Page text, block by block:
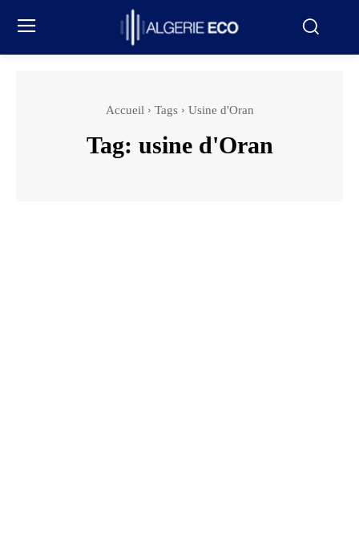
Accueil Tags Usine d'Oran
Tag: usine d'Oran